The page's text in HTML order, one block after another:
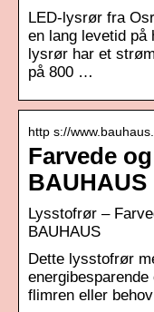
LED-lysrør fra
en lang levetid på
lysrør har et
på 800 …
http s://
Farvede
BAUHAUS
Lysstofrør –
BAUHAUS
Dette lysstofrør
flimren eller